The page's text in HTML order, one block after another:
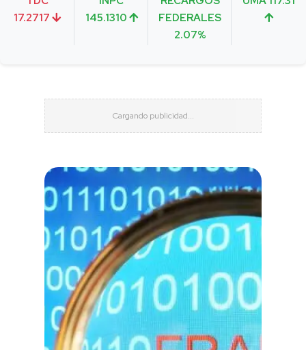
17.2717
145.1310
FEDERALES
2.07%